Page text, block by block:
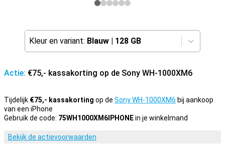
Kleur en variant: Blauw | 128 GB
Actie: €75,- kassakorting op de Sony WH-1000XM6
Tijdelijk €75,- kassakorting op de Sony WH-1000XM6 bij aankoop
van een iPhone
Gebruik de code: 75WH1000XM6IPHONEin je winkelmand
Bekijk de actievoorwaarden